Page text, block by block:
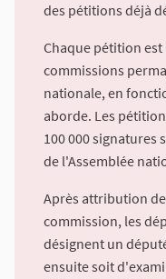
des pétitions déjà
Chaque pétition
commissions
nationale, en
aborde. Les
100 000 signatures
de l'Assemblée
Après attribution
commission, les
désignent un
ensuite soit